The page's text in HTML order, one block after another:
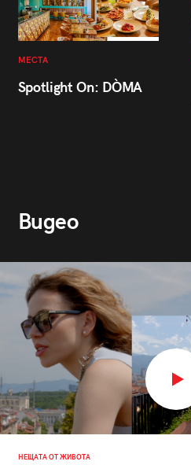
МЕСТА
Spotlight On: DÒMA
Видео
НЕЩАТА ОТ ЖИВОТА